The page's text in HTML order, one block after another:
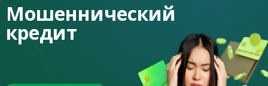
Facebookhttps://web.facebook.com/fingramotaka...
https://www.instagram.com/fingramota.kz/
Мошеннический
кредит